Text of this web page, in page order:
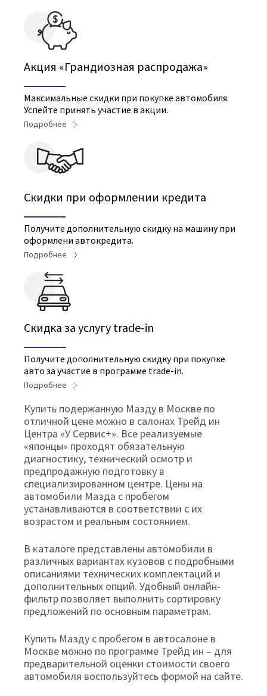
Акция «Грандиозная распродажа»
Максимальные скидки при покупке автомобиля.
Успейте принять участие в акции.
Подробнее
Скидки при оформлении кредита
Получите дополнительную скидку на машину при
оформлени автокредита.
Подробнее
Cкидка за услугу trade-in
Получите дополнительную скидку при покупке
авто за участие в программе trade-in.
Подробнее
Купить подержанную Мазду в Москве по
отличной цене можно в салонах Трейд ин
Центра «У Сервис+». Все реализуемые
«японцы» проходят обязательную
диагностику, технический осмотр и
предпродажную подготовку в
специализированном центре. Цены на
автомобили Мазда с пробегом
устанавливаются в соответствии с их
возрастом и реальным состоянием.
В каталоге представлены автомобили в
различных вариантах кузовов с подробными
описаниями технических комплектаций и
дополнительных опций. Удобный онлайн-
фильтр позволяет выполнить сортировку
предложений по основным параметрам.
Купить Мазду с пробегом в автосалоне в
Москве можно по программе Трейд ин – для
предварительной оценки стоимости своего
автомобиля воспользуйтесь формой на сайте.